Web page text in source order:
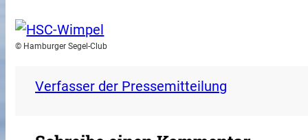
© Hamburger Segel-Club
Verfasser der Pressemitteilung